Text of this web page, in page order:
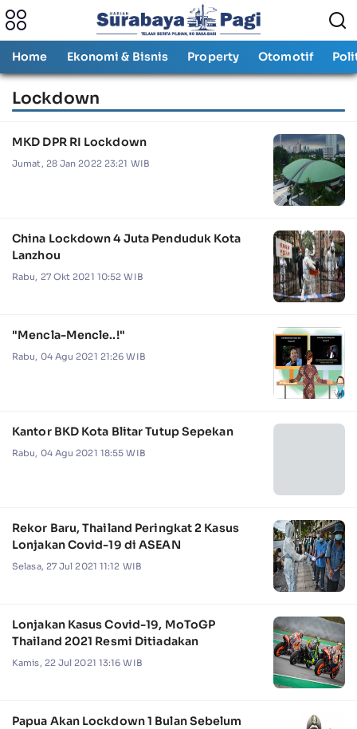
Home Ekonomi & Bisnis Property Otomotif
Lockdown
MKD DPR RI Lockdown
Jumat, 28 Jan 2022 23:21 WIB
China Lockdown 4 Juta Penduduk Kota
Lanzhou
Rabu, 27 Okt 2021 10:52 WIB
"Mencla-Mencle..!"
Rabu, 04 Agu 2021 21:26 WIB
Kantor BKD Kota Blitar Tutup Sepekan
Rabu, 04 Agu 2021 18:55 WIB
Rekor Baru, Thailand Peringkat 2 Kasus
Lonjakan Covid-19 di ASEAN
Selasa, 27 Jul 2021 11:12 WIB
Lonjakan Kasus Covid-19, MoToGP
Thailand 2021 Resmi Ditiadakan
Kamis, 22 Jul 2021 13:16 WIB
Papua Akan Lockdown 1 Bulan Sebelum